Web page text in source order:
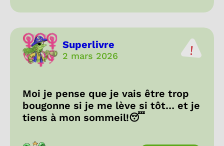
Superlivre
2 mars 2026
Moi je pense que je vais être trop
bougonne si je me lève si tôt… et je
tiens à mon sommeil!😴